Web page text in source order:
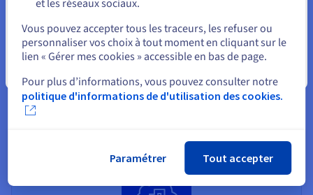
OVHcloud propose un environnement VMware
qualifié et sécurisé, garantissant la protection des
données et la conformité aux exigences de sécurité
du gouvernement français, notamment celles
définies par le référentiel SecNumCloud.
En savoir plus
Sélectionner un autre site web
et les réseaux sociaux.
Vous pouvez accepter tous les traceurs, les refuser ou
personnaliser vos choix à tout moment en cliquant sur le
lien « Gérer mes cookies » accessible en bas de page.
Pour plus d’informations, vous pouvez consulter notre
politique d'informations de d'utilisation des cookies.
Paramétrer Tout accepter